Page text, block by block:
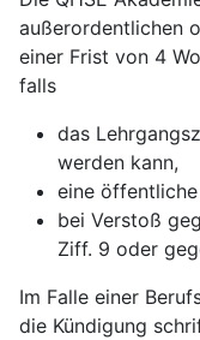
außerordentlichen
einer Frist von 4
falls
das
werden kann,
eine
bei Verstoß
Ziff. 9 oder
Im Falle einer
die Kündigung